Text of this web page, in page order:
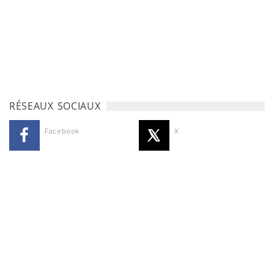
RÉSEAUX SOCIAUX
Facebook X